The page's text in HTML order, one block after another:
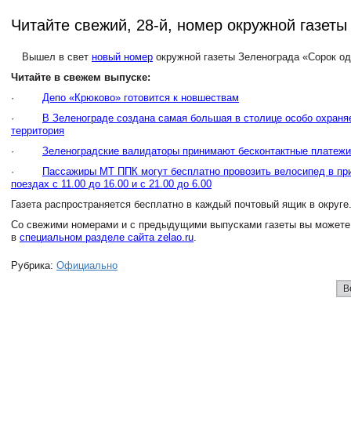
Читайте свежий, 28-й, номер окружной
Вышел в свет новый номер окружной газеты Зеленограда «Сорок
Читайте в свежем выпуске:
·
Депо «Крюково» готовится к новшествам
·
В Зеленограде создана самая большая в столице особо
территория
·
Зеленоградские валидаторы принимают бесконтактные
·
Пассажиры МТ ППК могут бесплатно провозить велосипед в
поездах с 11.00 до 16.00 и с 21.00 до 6.00
Газета распространяется бесплатно в каждый почтовый ящик в округе.
Cо свежими номерами и с предыдущими выпусками газеты вы можете
в специальном разделе сайта zelao ru
Рубрика: Официально